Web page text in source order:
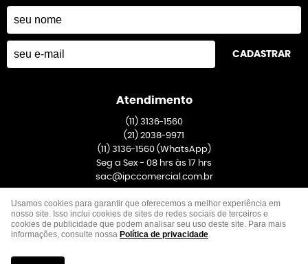
CADASTRAR
Atendimento
(11)3136-1560
(21) 2038-9971
(11)3136-1560 (WhatsApp)
Seg a Sex - 08 hrs às 17 hrs
sac@ipccomercial.com.br
Endereço
Rua Venezuela, 391, Galpão 1-Taboão, São Bernardo do Campo-SP
CEP: 09667-020
Usamos cookies para garantir que oferecemos a melhor experiência em
nosso site. Isso inclui cookies de sites de redes sociais de terceiros e
cookies de publicidade que podem analisar seu uso deste site. Para mais
informações, consulte nossa Política de privacidade.